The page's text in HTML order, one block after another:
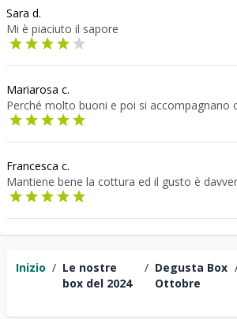
Inizio / Le nostre
box del 2024
/ Degusta Box
Ottobre
Sara d.
Mi è piaciuto il sapore
Mariarosa c.
Perché molto buoni e poi si accompagnano
Francesca c.
Mantiene bene la cottura ed il gusto è